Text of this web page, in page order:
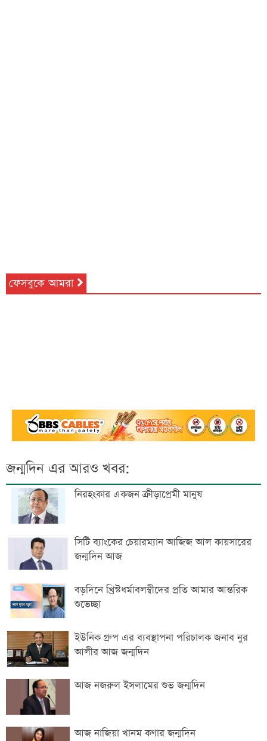
ফেসবুকে আমরা
জন্মদিন এর আরও খবর:
নিরহংকার একজন ক্রীড়াপ্রেমী মানুষ
সিটি ব্যাংকের চেয়ারম্যান আজিজ আল কায়সারের
জন্মদিন আজ
বড়দিনে খ্রিস্টধর্মাবলম্বীদের প্রতি আমার আন্তরিক
শুভেচ্ছা
ইউনিক গ্রুপ এর ব্যবস্থাপনা পরিচালক জনাব নুর
আলীর আজ জন্মদিন
আজ নজরুল ইসলামের শুভ জন্মদিন
আজ নাজিয়া খানম কণার জন্মদিন